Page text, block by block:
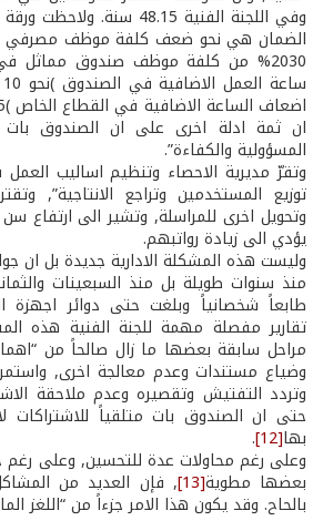
وفي اللجنة الفنية 48.15 سنة. ولاحظت ورقة اخرى
الضمان هي نحو ضعف كلفة موظف مصرفي
20­30% من كلفة موظف صندوق مماثل
ان ثمة ادلة اخرى على ان الصندوق بات
المسؤولية والكفاءة”.
وتقرّ مديرية الاحصاء وتنظيم اساليب
توزيع المستخدمين وتراجع الانتاجية”,
وتحويل اخرى للمراسلة, وتشير الى ارتفاع
يؤدي الى زيادة رواتبهم.
وليست هذه المشكلة الادارية جديدة بل ان
منذ سنوات طويلة بل منذ السبعينات
طابعاً شخصانياً وبلغت ­حتى­ دوائر اجهزة
تقارير مفصلة مهمة للجنة الفنية هذه
مراحل سابقة بعضها ما زال صالحاً من
وضياع مستندات وعدم معالجة اخرى,
وتردد التفتيش وتقصيره وعدم ملاحقة
حتى ان الصندوق بات متلقياً للاشتراكات
بها[12]
.
وعلى رغم محاولات عدة للتحسين, وعلى رغم
بعضها مطوية[13] , فإن العديد من
بالحاح. وقد يكون هذا الامر جزءاً من “اللغز